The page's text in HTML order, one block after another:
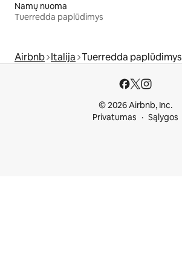
Namų nuoma
Tuerredda paplūdimys
Airbnb Italija Tuerredda paplūdimys
© 2026 Airbnb, Inc.
Privatumas
Sąlygos